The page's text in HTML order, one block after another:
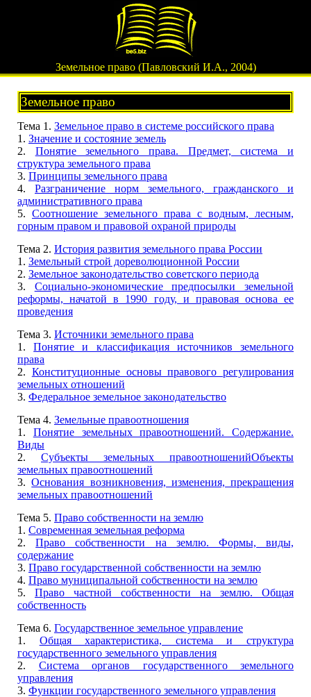
Земельное право (Павловский И.А., 2004)
Земельное право
Тема 1. Земельное право в системе российского права
1. Значение и состояние земель
2. Понятие земельного права. Предмет, система и
структура земельного права
3. Принципы земельного права
4. Разграничение норм земельного, гражданского и
административного права
5. Соотношение земельного права с водным, лесным,
горным правом и правовой охраной природы
Тема 2. История развития земельного права России
1. Земельный строй дореволюционной России
2. Земельное законодательство советского периода
3. Социально-экономические предпосылки земельной
реформы, начатой в 1990 году, и правовая основа ее
проведения
Тема 3. Источники земельного права
1.Понятие и классификация источников земельного
права
2. Конституционные основы правового регулирования
земельных отношений
3. Федеральное земельное законодательство
Тема 4. Земельные правоотношения
1. Понятие земельных правоотношений. Содержание.
Виды
2. Субъекты земельных правоотношенийОбъекты
земельных правоотношений
3.Основания возникновения, изменения, прекращения
земельных правоотношений
Тема 5. Право собственности на землю
1. Современная земельная реформа
2.Право собственности на землю. Формы, виды,
содержание
3. Право государственной собственности на землю
4. Право муниципальной собственности на землю
5. Право частной собственности на землю. Общая
собственность
Тема 6. Государственное земельное управление
1. Общая характеристика, система и структура
государственного земельного управления
2. Система органов государственного земельного
управления
3. Функции государственного земельного управления